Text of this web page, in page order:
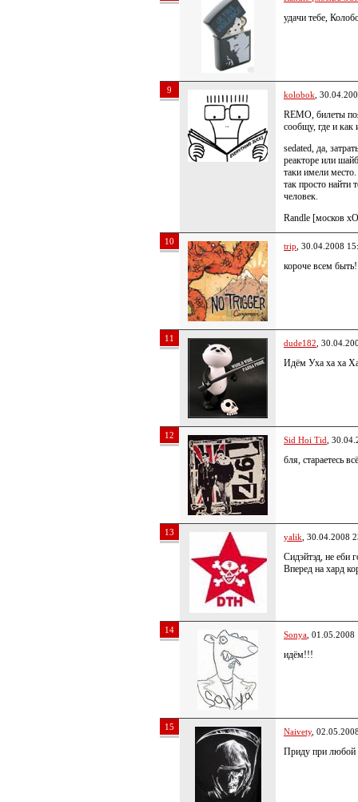
удачи тебе,
9 kolobok ,
REMO, билеты
сообщу, где и
sedated, да,
реакторе или
таки имели
так просто найти
человек.
Randle [москов
10 trip , 30.04.2008
короче всем быть!
11 dude182 ,
Идём Уха ха ха
12 Sid Hoi Tid ,
бля, стараетесь
13 yalik , 30.04.2008
Сидэйтэд, не еби
Вперед на хард
14 Sonyа ,
идём!!!
15 Naivety,
Приду при любой